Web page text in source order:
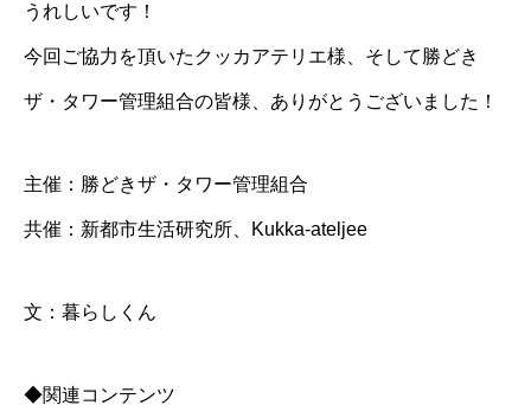
うれしいです！
今回ご協力を頂いたクッカアテリエ様、そして勝どき
ザ・タワー管理組合の皆様、ありがとうございました！
主催：勝どきザ・タワー管理組合
共催：新都市生活研究所、Kukka-ateljee
文：暮らしくん
◆関連コンテンツ